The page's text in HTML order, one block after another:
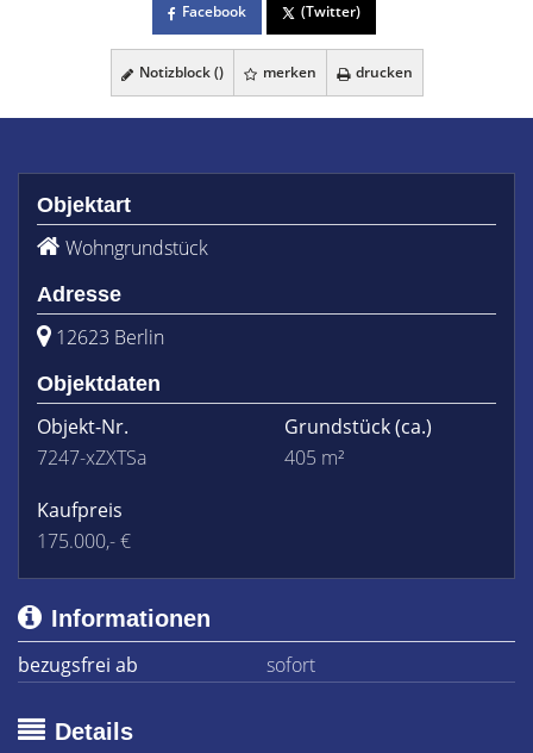
Facebook (Twitter)
Notizblock () merken drucken
Objektart
Wohngrundstück
Adresse
12623 Berlin
Objektdaten
Objekt-Nr.
7247-xZXTSa
Grundstück(ca.)
405 m²
Kaufpreis
175.000,- €
Informationen
bezugsfrei ab
sofort
Details